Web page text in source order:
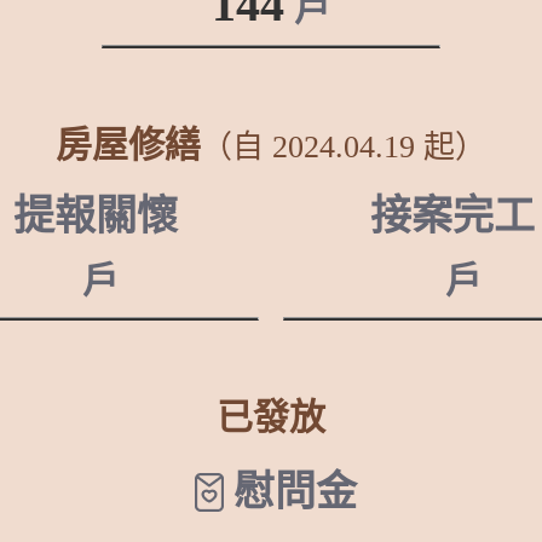
房屋修繕 （自 2024.04.19 起）
提報關懷
戶
接案完工
戶
已發放
慰問金